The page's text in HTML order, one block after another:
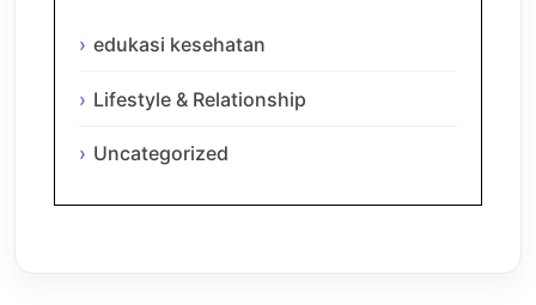
edukasi kesehatan
Lifestyle & Relationship
Uncategorized